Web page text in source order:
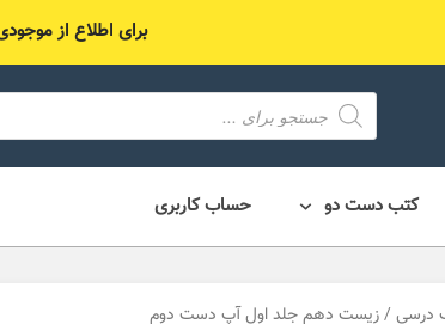
برای اطلاع از موجودی، عکس کتاب رو
محصول
search
کتب دست دو حساب کاربری
درسی / زیست دهم جلد اول آپ دست دوم